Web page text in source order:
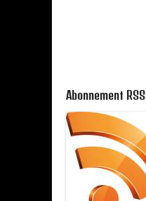
Abonnement RSS